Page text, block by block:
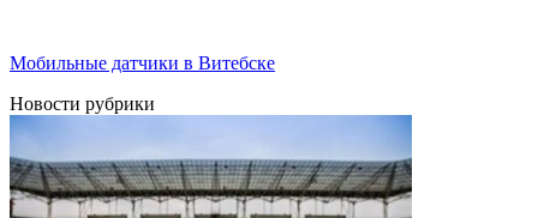
Мобильные датчики в Витебске
Новости рубрики